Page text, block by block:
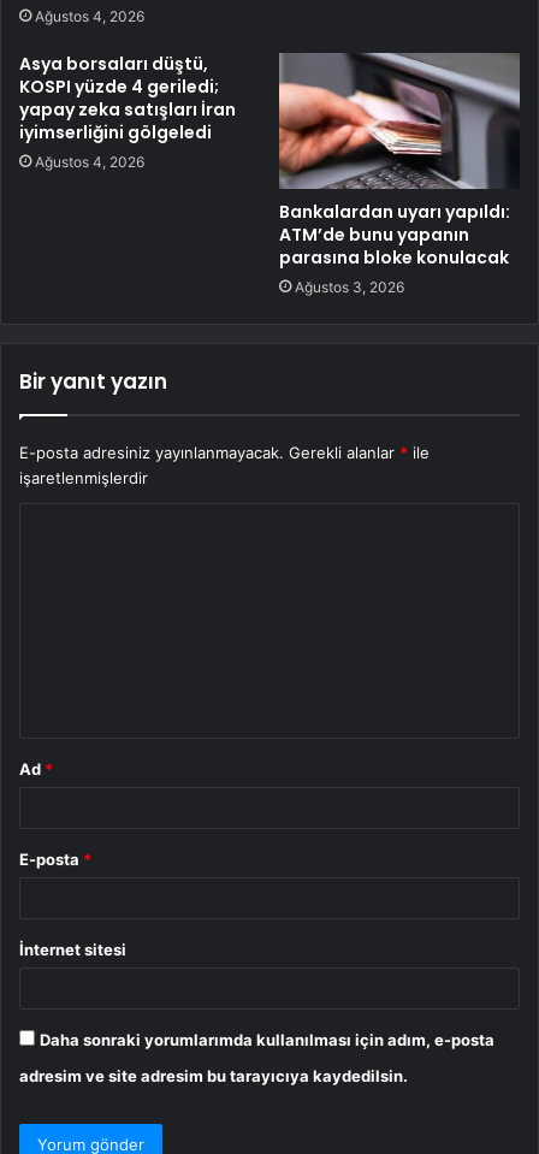
Ağustos 4, 2026
Asya borsaları düştü,
KOSPI yüzde 4 geriledi;
yapay zeka satışları İran
iyimserliğini gölgeledi
Ağustos 4, 2026
Bankalardan uyarı yapıldı:
ATM’de bunu yapanın
parasına bloke konulacak
Ağustos 3, 2026
Bir yanıt yazın
E-posta adresiniz yayınlanmayacak. Gerekli alanlar * ile
işaretlenmişlerdir
Ad *
E-posta *
İnternet sitesi
Daha sonraki yorumlarımda kullanılması için adım, e-posta
adresim ve site adresim bu tarayıcıya kaydedilsin.